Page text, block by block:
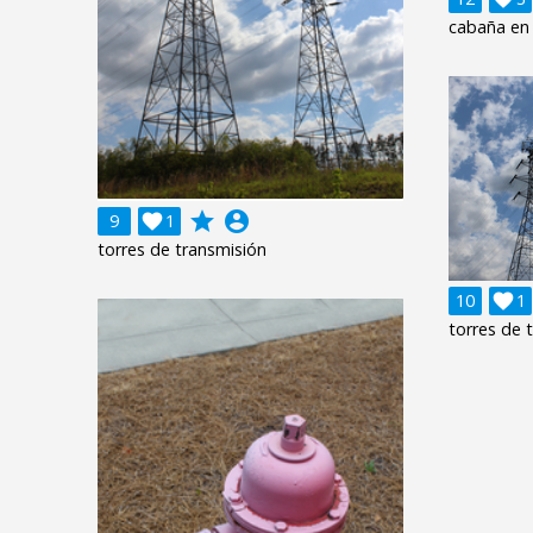
9 1
 grade account_circle
torres de transmisión
cabaña
10 1

torres de